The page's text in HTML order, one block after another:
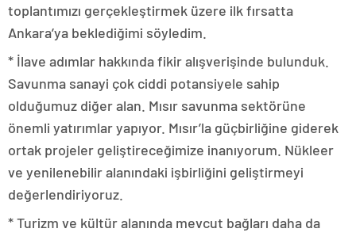
toplantımızı gerçekleştirmek üzere ilk fırsatta
Ankara’ya beklediğimi söyledim.
* İlave adımlar hakkında fikir alışverişinde bulunduk.
Savunma sanayi çok ciddi potansiyele sahip
olduğumuz diğer alan. Mısır savunma sektörüne
önemli yatırımlar yapıyor. Mısır’la güçbirliğine giderek
ortak projeler geliştireceğimize inanıyorum. Nükleer
ve yenilenebilir alanındaki işbirliğini geliştirmeyi
değerlendiriyoruz.
* Turizm ve kültür alanında mevcut bağları daha da